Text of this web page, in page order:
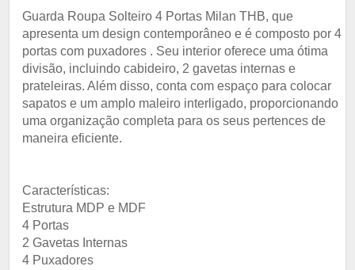
Guarda Roupa Solteiro 4 Portas Milan THB, que
apresenta um design contemporâneo e é composto por 4
portas com puxadores . Seu interior oferece uma ótima
divisão, incluindo cabideiro, 2 gavetas internas e
prateleiras. Além disso, conta com espaço para colocar
sapatos e um amplo maleiro interligado, proporcionando
uma organização completa para os seus pertences de
maneira eficiente.
Características:
Estrutura MDP e MDF
4 Portas
2 Gavetas Internas
4 Puxadores